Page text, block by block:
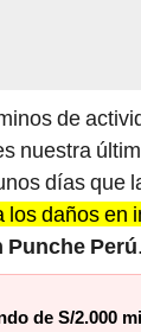
de
nuestra
días que
los daños en
Punche Perú.
de S/2.000